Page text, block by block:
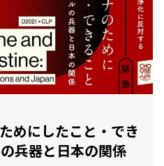
めにしたこと・でき
兵器と日本の関係